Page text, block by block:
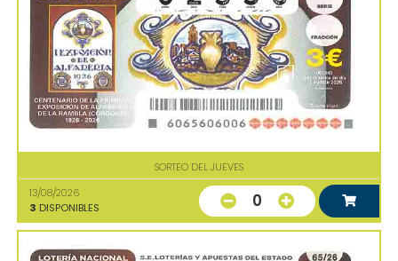
SORTEO DEL JUEVES
13/08/2026
3 DISPONIBLES 0